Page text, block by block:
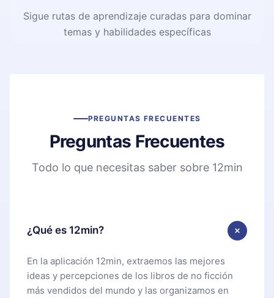
Sigue rutas de aprendizaje curadas para dominar
temas y habilidades específicas
PREGUNTAS FRECUENTES
Preguntas Frecuentes
Todo lo que necesitas saber sobre 12min
¿Qué es 12min?
En la aplicación 12min, extraemos las mejores
ideas y percepciones de los libros de no ficción
más vendidos del mundo y las organizamos en